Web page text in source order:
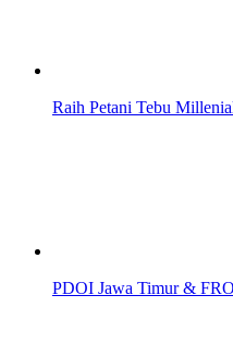
Raih Petani Tebu
PDOI Jawa Timur &